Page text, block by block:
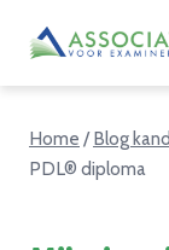
Home /Blog
PDL® diploma